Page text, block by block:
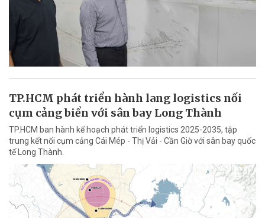
TP.HCM phát triển hành lang logistics nối
cụm cảng biển với sân bay Long Thành
TP.HCM ban hành kế hoạch phát triển logistics 2025-2035, tập
trung kết nối cụm cảng Cái Mép - Thị Vải - Cần Giờ với sân bay quốc
tế Long Thành.